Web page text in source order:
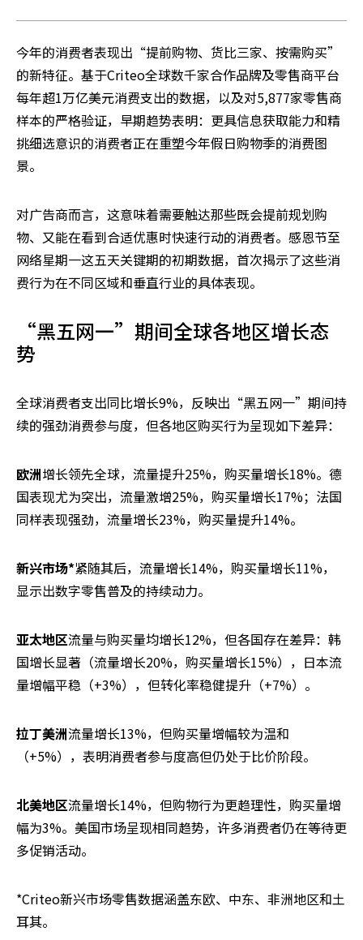
今年的消费者表现出“提前购物、货比三家、按需购买”
的新特征。基于Criteo全球数千家合作品牌及零售商平台
每年超1万亿美元消费支出的数据，以及对5,877家零售商
样本的严格验证，早期趋势表明：更具信息获取能力和精
挑细选意识的消费者正在重塑今年假日购物季的消费图
景。
对广告商而言，这意味着需要触达那些既会提前规划购
物、又能在看到合适优惠时快速行动的消费者。感恩节至
网络星期一这五天关键期的初期数据，首次揭示了这些消
费行为在不同区域和垂直行业的具体表现。
“黑五网一”期间全球各地区增长态
势
全球消费者支出同比增长9%，反映出“黑五网一”期间持
续的强劲消费参与度，但各地区购买行为呈现如下差异：
欧洲增长领先全球，流量提升25%，购买量增长18%。德
国表现尤为突出，流量激增25%，购买量增长17%；法国
同样表现强劲，流量增长23%，购买量提升14%。
新兴市场*紧随其后，流量增长14%，购买量增长11%，
显示出数字零售普及的持续动力。
亚太地区流量与购买量均增长12%，但各国存在差异：韩
国增长显著（流量增长20%，购买量增长15%），日本流
量增幅平稳（+3%），但转化率稳健提升（+7%）。
拉丁美洲流量增长13%，但购买量增幅较为温和
（+5%），表明消费者参与度高但仍处于比价阶段。
北美地区流量增长14%，但购物行为更趋理性，购买量增
幅为3%。美国市场呈现相同趋势，许多消费者仍在等待更
多促销活动。
*Criteo新兴市场零售数据涵盖东欧、中东、非洲地区和土
耳其。